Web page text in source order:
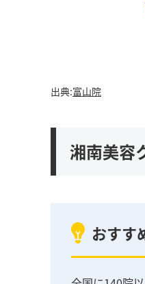
出典:富山院
湘南美容
おすす